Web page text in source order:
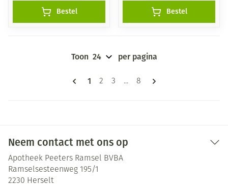
Bestel Bestel
Pagina's
U lees momenteel pagina
1 Pagina
2 Pagina
3 ... Pagina
8
Toon per pagina
Neem contact met ons op
Apotheek Peeters Ramsel BVBA
Ramselsesteenweg 195/1
2230 Herselt